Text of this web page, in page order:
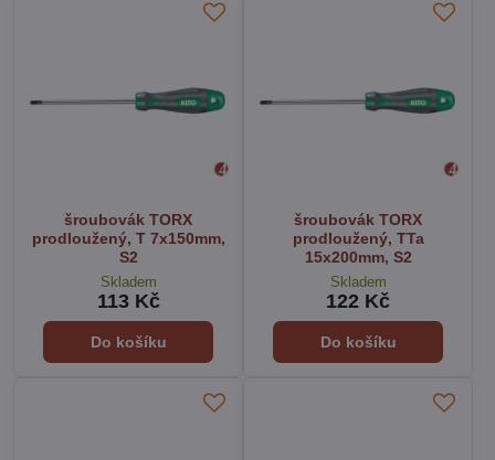
šroubovák TORX
prodloužený, T 7x150mm,
S2
Skladem
113 Kč
Do košíku
šroubovák TORX
prodloužený, TTa
15x200mm, S2
Skladem
122 Kč
Do košíku